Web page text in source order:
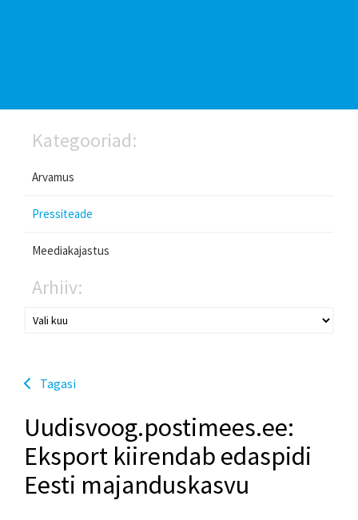
Kategooriad:
Arvamus
Pressiteade
Meediakajastus
Arhiiv:
Tagasi
Uudisvoog.postimees.ee:
Eksport kiirendab edaspidi
Eesti majanduskasvu